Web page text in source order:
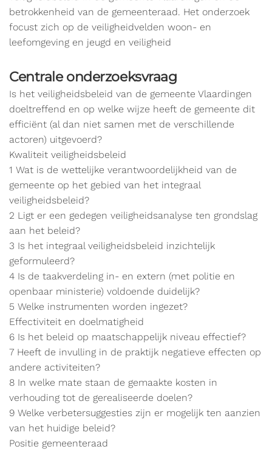
betrokkenheid van de gemeenteraad. Het onderzoek
focust zich op de veiligheidvelden woon- en
leefomgeving en jeugd en veiligheid
Centrale onderzoeksvraag
Is het veiligheidsbeleid van de gemeente Vlaardingen
doeltreffend en op welke wijze heeft de gemeente dit
efficiënt (al dan niet samen met de verschillende
actoren) uitgevoerd?
Kwaliteit veiligheidsbeleid
1 Wat is de wettelijke verantwoordelijkheid van de
gemeente op het gebied van het integraal
veiligheidsbeleid?
2 Ligt er een gedegen veiligheidsanalyse ten grondslag
aan het beleid?
3 Is het integraal veiligheidsbeleid inzichtelijk
geformuleerd?
4 Is de taakverdeling in- en extern (met politie en
openbaar ministerie) voldoende duidelijk?
5 Welke instrumenten worden ingezet?
Effectiviteit en doelmatigheid
6 Is het beleid op maatschappelijk niveau effectief?
7 Heeft de invulling in de praktijk negatieve effecten op
andere activiteiten?
8 In welke mate staan de gemaakte kosten in
verhouding tot de gerealiseerde doelen?
9 Welke verbetersuggesties zijn er mogelijk ten aanzien
van het huidige beleid?
Positie gemeenteraad